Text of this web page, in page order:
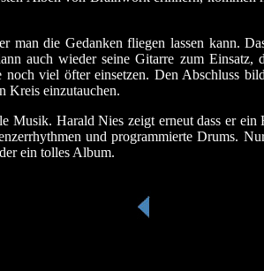
man die Gedanken fliegen lassen kann.
auch wieder seine Gitarre zum
viel öfter einsetzen. Den Abschluss
Kreis einzutauchen.
Musik. Harald Nies zeigt erneut dass er
und programmierte Drums.
ein tolles Album.